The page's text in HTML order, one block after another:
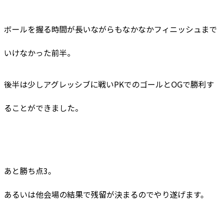
ボールを握る時間が長いながらもなかなかフィニッシュまで
いけなかった前半。
後半は少しアグレッシブに戦いPKでのゴールとOGで勝利す
ることができました。
あと勝ち点3。
あるいは他会場の結果で残留が決まるのでやり遂げます。